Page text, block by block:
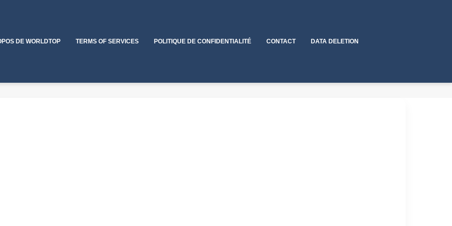
DE WORLDTOP TERMS OF SERVICES POLITIQUE DE CONFIDENTIALITÉ CONTACT DATA DELETION